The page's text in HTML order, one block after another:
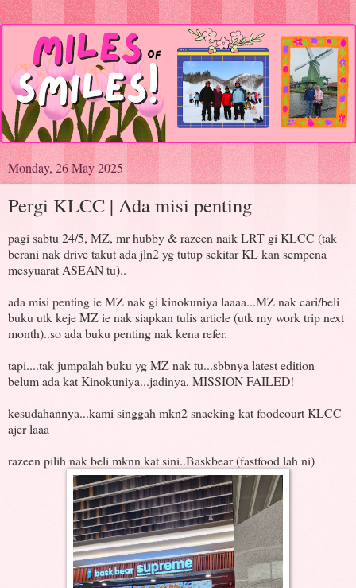
Monday, 26 May 2025
Pergi KLCC | Ada misi penting
pagi sabtu 24/5, MZ, mr hubby & razeen naik LRT gi KLCC (tak
berani nak drive takut ada jln2 yg tutup sekitar KL kan sempena
mesyuarat ASEAN tu)..
ada misi penting ie MZ nak gi kinokuniya laaaa...MZ nak cari/beli
buku utk keje MZ ie nak siapkan tulis article (utk my work trip next
month)..so ada buku penting nak kena refer.
tapi....tak jumpalah buku yg MZ nak tu...sbbnya latest edition
belum ada kat Kinokuniya...jadinya, MISSION FAILED!
kesudahannya...kami singgah mkn2 snacking kat foodcourt KLCC
ajer laaa
razeen pilih nak beli mknn kat sini..Baskbear (fastfood lah ni)